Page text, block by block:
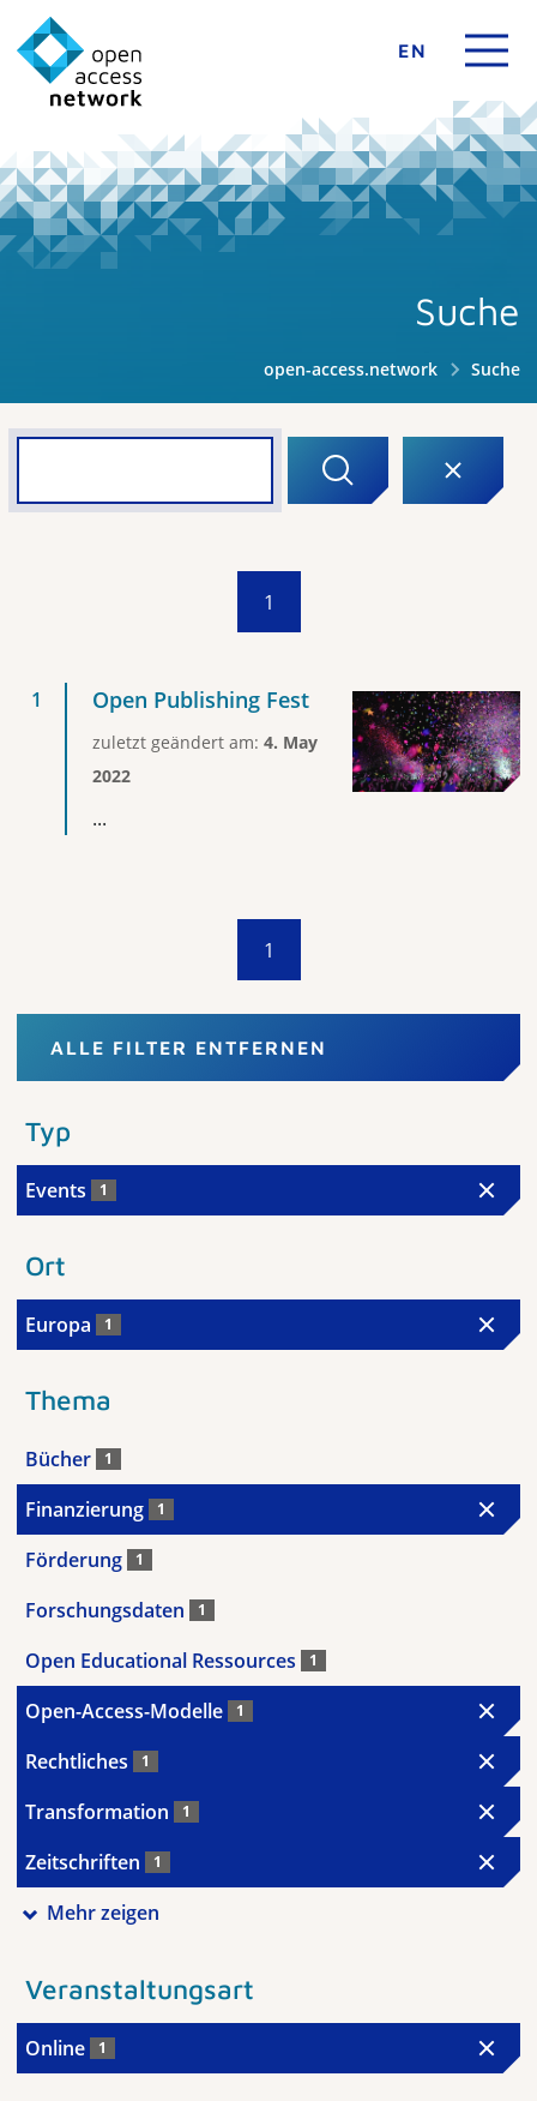
EN
Suche
open-access.network Suche
1
Open Publishing Fest
zuletzt geändert am: 4. May
2022
...
1
ALLE FILTER ENTFERNEN
Typ
Events 1
Ort
Europa 1
Thema
Bücher 1
Finanzierung 1
Förderung 1
Forschungsdaten 1
Open Educational Ressources 1
Open-Access-Modelle 1
Rechtliches 1
Transformation 1
Zeitschriften 1
Mehr zeigen
Veranstaltungsart
Online 1